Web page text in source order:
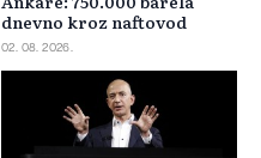
dnevno kroz naftovod
02. 08. 2026.